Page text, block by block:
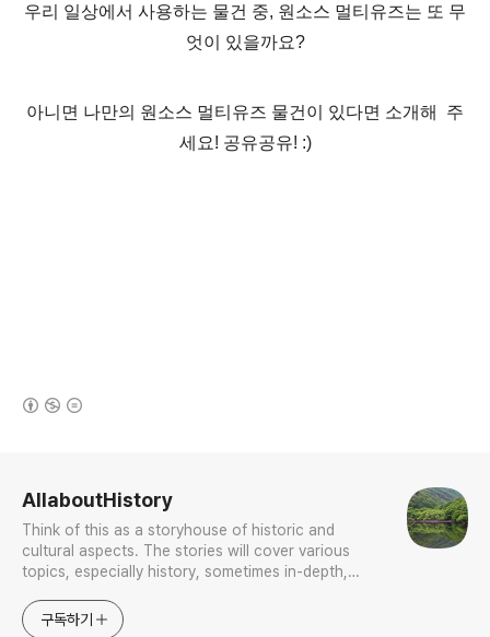
우리 일상에서 사용하는 물건 중, 원소스 멀티유즈는 또 무
엇이 있을까요?
아니면 나만의 원소스 멀티유즈 물건이 있다면 소개해 주
세요! 공유공유! :)
AllaboutHistory
Think of this as a storyhouse of historic and
cultural aspects. The stories will cover various
topics, especially history, sometimes in-depth,
approach will be to resist any common sense or
generalized viewpoint
구독하기